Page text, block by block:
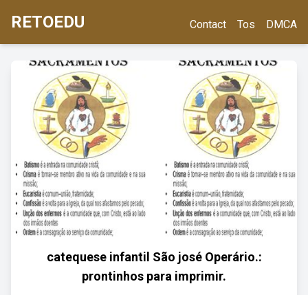
RETOEDU Contact Tos DMCA
catequese infantil São josé Operário.:
prontinhos para imprimir.